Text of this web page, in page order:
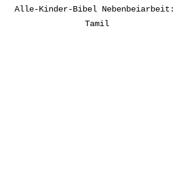
Alle-Kinder-Bibel Nebenbeiarbeit:
Tamil